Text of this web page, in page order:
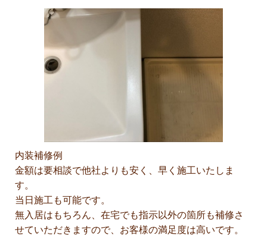
内装補修例
金額は要相談で他社よりも安く、早く施工いたしま
す。
当日施工も可能です。
無入居はもちろん、在宅でも指示以外の箇所も補修さ
せていただきますので、お客様の満足度は高いです。